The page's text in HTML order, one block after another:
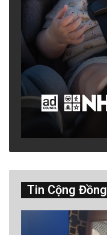
Tin Cộng Đồng